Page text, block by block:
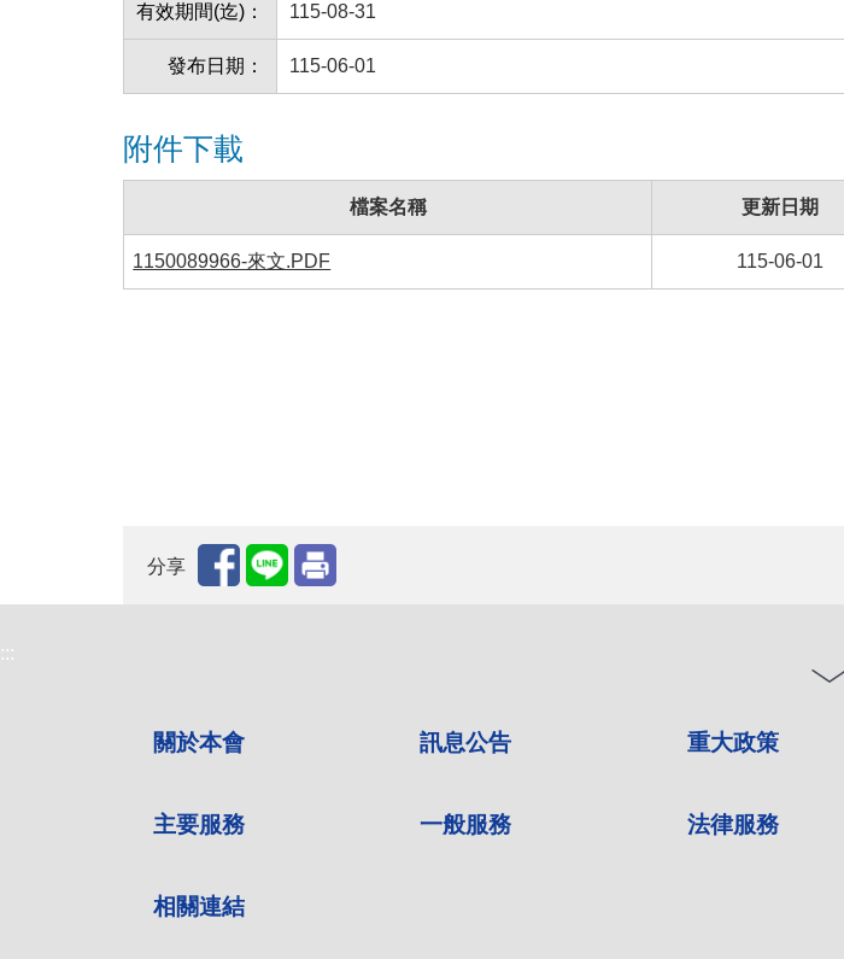
有效期間(迄)： 115-08-31
發布日期： 115-06-01
附件下載
檔案名稱 更新日期
1150089966-來文.PDF 115-06-01
分享
:::
關於本會 訊息公告 重大政策
主要服務 一般服務 法律服務
相關連結